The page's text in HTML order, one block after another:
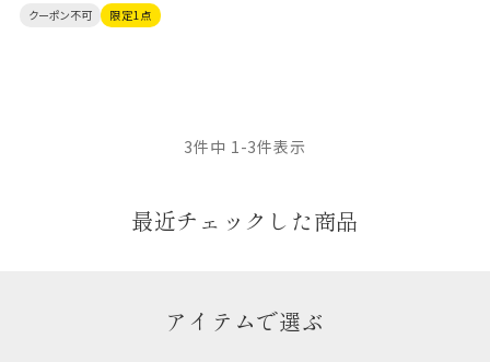
クーポン不可 限定1点
3件中 1-3件表示
最近チェックした商品
アイテムで選ぶ